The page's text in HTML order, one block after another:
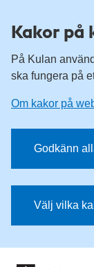
Kakor på
På Kulan
ska fungera på
Om kakor på
Godkänn
Välj vilka